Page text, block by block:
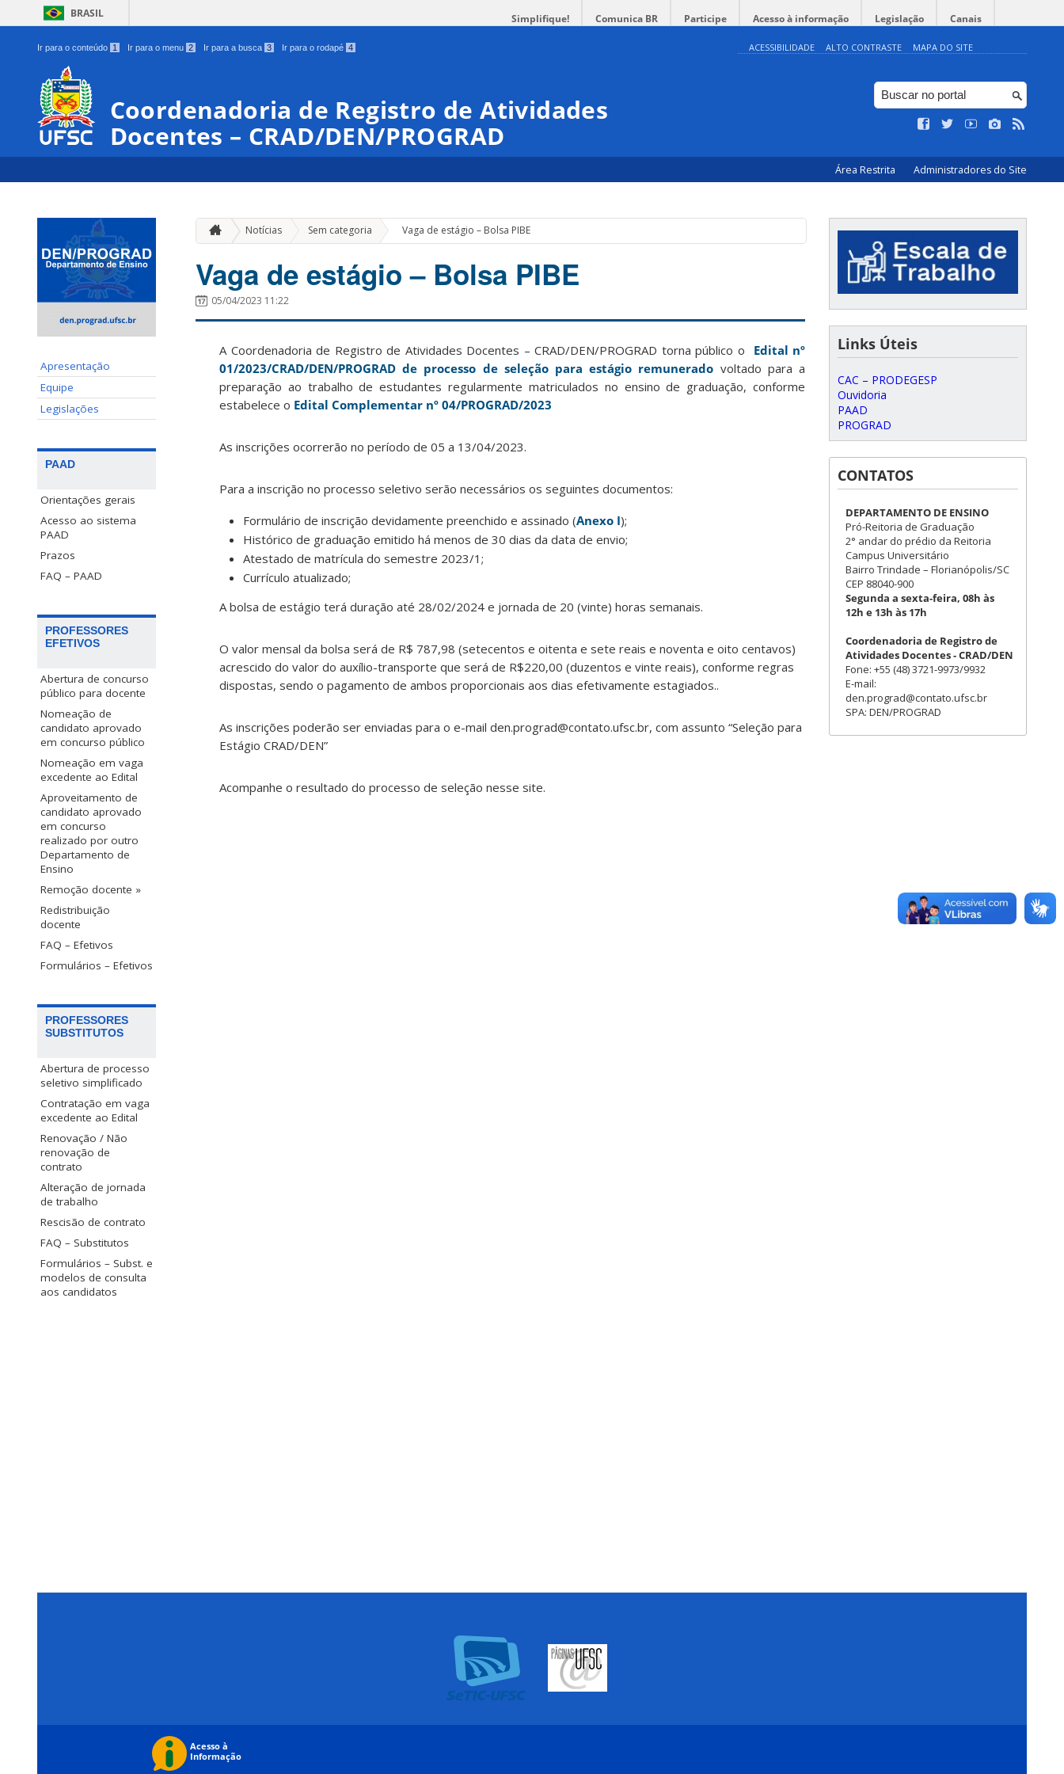
BRASIL Simplifique! Comunica BR Participe Acesso à informação Legislação Canais
Ir para o conteúdo 1 Ir para o menu 2 Ir para a busca 3 Ir para o rodapé 4 ACESSIBILIDADE ALTO CONTRASTE MAPA DO SITE
Coordenadoria de Registro de Atividades
Docentes – CRAD/DEN/PROGRAD
Área Restrita Administradores do Site
Apresentação
Equipe
Legislações
PAAD
Orientações gerais
Acesso ao sistema
PAAD
Prazos
FAQ – PAAD
PROFESSORES
EFETIVOS
Abertura de concurso
público para docente
Nomeação de
candidato aprovado
em concurso público
Nomeação em vaga
excedente ao Edital
Aproveitamento de
candidato aprovado
em concurso
realizado por outro
Departamento de
Ensino
Remoção docente »
Redistribuição
docente
FAQ – Efetivos
Formulários – Efetivos
PROFESSORES
SUBSTITUTOS
Abertura de processo
seletivo simplificado
Contratação em vaga
excedente ao Edital
Renovação / Não
renovação de
contrato
Alteração de jornada
de trabalho
Rescisão de contrato
FAQ – Substitutos
Formulários – Subst. e
modelos de consulta
aos candidatos
Notícias Sem categoria » Vaga de estágio – Bolsa PIBE
Vaga de estágio – Bolsa PIBE
05/04/2023 11:22
A Coordenadoria de Registro de Atividades Docentes – CRAD/DEN/PROGRAD torna público o Edital nº
01/2023/CRAD/DEN/PROGRADde processo de seleção para estágio remunerado voltado para a
preparação ao trabalho de estudantes regularmente matriculados no ensino de graduação, conforme
estabelece o Edital Complementar nº 04/PROGRAD/2023
As inscrições ocorrerão no período de 05 a 13/04/2023.
Para a inscrição no processo seletivo serão necessários os seguintes documentos:
Formulário de inscrição devidamente preenchido e assinado (Anexo I);
Histórico de graduação emitido há menos de 30 dias da data de envio;
Atestado de matrícula do semestre 2023/1;
Currículo atualizado;
A bolsa de estágio terá duração até 28/02/2024 e jornada de 20 (vinte) horas semanais.
O valor mensal da bolsa será de R$ 787,98 (setecentos e oitenta e sete reais e noventa e oito centavos)
acrescido do valor do auxílio-transporte que será de R$220,00 (duzentos e vinte reais), conforme regras
dispostas, sendo o pagamento de ambos proporcionais aos dias efetivamente estagiados..
As inscrições poderão ser enviadas para o e-mail den.prograd@contato.ufsc.br, com assunto “Seleção para
Estágio CRAD/DEN”
Acompanhe o resultado do processo de seleção nesse site.
Links Úteis
CAC – PRODEGESP
Ouvidoria
PAAD
PROGRAD
CONTATOS
DEPARTAMENTO DE ENSINO
Pró-Reitoria de Graduação
2° andar do prédio da Reitoria
Campus Universitário
Bairro Trindade – Florianópolis/SC
CEP 88040-900
Segunda a sexta-feira, 08h às
12h e 13h às 17h
Coordenadoria de Registro de
Atividades Docentes - CRAD/DEN
Fone: +55 (48) 3721-9973/9932
E-mail:
den.prograd@contato.ufsc.br
SPA: DEN/PROGRAD